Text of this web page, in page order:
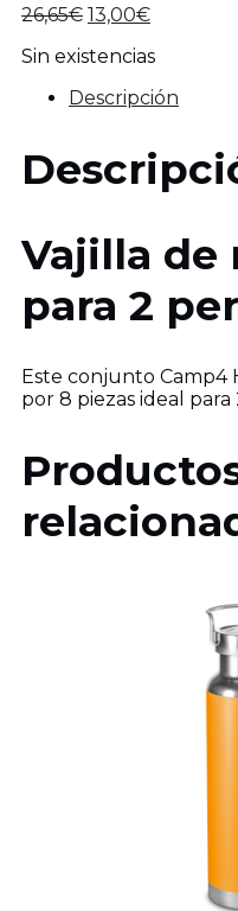
26,65€ El
original
26,65€.
13,00€El
actual
13,00€.
Sin existencias
Descripción
Vajilla de
para 2
Este conjunto Camp4
por 8 piezas ideal para